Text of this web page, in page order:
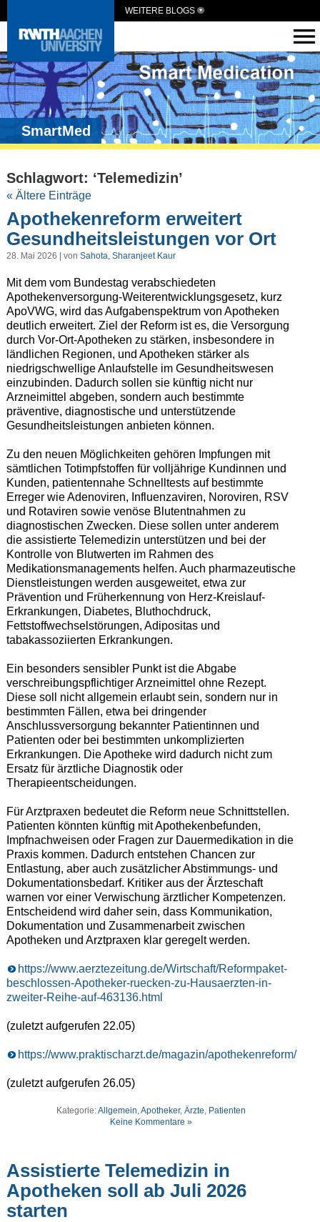
WEITERE BLOGS
SmartMed
Schlagwort: ‘Telemedizin’
« Ältere Einträge
Apothekenreform erweitert
Gesundheitsleistungen vor Ort
28. Mai 2026 | von Sahota, Sharanjeet Kaur
Mit dem vom Bundestag verabschiedeten
Apothekenversorgung-Weiterentwicklungsgesetz, kurz
ApoVWG, wird das Aufgabenspektrum von Apotheken
deutlich erweitert. Ziel der Reform ist es, die Versorgung
durch Vor-Ort-Apotheken zu stärken, insbesondere in
ländlichen Regionen, und Apotheken stärker als
niedrigschwellige Anlaufstelle im Gesundheitswesen
einzubinden. Dadurch sollen sie künftig nicht nur
Arzneimittel abgeben, sondern auch bestimmte
präventive, diagnostische und unterstützende
Gesundheitsleistungen anbieten können.
Zu den neuen Möglichkeiten gehören Impfungen mit
sämtlichen Totimpfstoffen für volljährige Kundinnen und
Kunden, patientennahe Schnelltests auf bestimmte
Erreger wie Adenoviren, Influenzaviren, Noroviren, RSV
und Rotaviren sowie venöse Blutentnahmen zu
diagnostischen Zwecken. Diese sollen unter anderem
die assistierte Telemedizin unterstützen und bei der
Kontrolle von Blutwerten im Rahmen des
Medikationsmanagements helfen. Auch pharmazeutische
Dienstleistungen werden ausgeweitet, etwa zur
Prävention und Früherkennung von Herz-Kreislauf-
Erkrankungen, Diabetes, Bluthochdruck,
Fettstoffwechselstörungen, Adipositas und
tabakassoziierten Erkrankungen.
Ein besonders sensibler Punkt ist die Abgabe
verschreibungspflichtiger Arzneimittel ohne Rezept.
Diese soll nicht allgemein erlaubt sein, sondern nur in
bestimmten Fällen, etwa bei dringender
Anschlussversorgung bekannter Patientinnen und
Patienten oder bei bestimmten unkomplizierten
Erkrankungen. Die Apotheke wird dadurch nicht zum
Ersatz für ärztliche Diagnostik oder
Therapieentscheidungen.
Für Arztpraxen bedeutet die Reform neue Schnittstellen.
Patienten könnten künftig mit Apothekenbefunden,
Impfnachweisen oder Fragen zur Dauermedikation in die
Praxis kommen. Dadurch entstehen Chancen zur
Entlastung, aber auch zusätzlicher Abstimmungs- und
Dokumentationsbedarf. Kritiker aus der Ärzteschaft
warnen vor einer Verwischung ärztlicher Kompetenzen.
Entscheidend wird daher sein, dass Kommunikation,
Dokumentation und Zusammenarbeit zwischen
Apotheken und Arztpraxen klar geregelt werden.
https://www.aerztezeitung.de/Wirtschaft/Reformpaket-
beschlossen-Apotheker-ruecken-zu-Hausaerzten-in-
zweiter-Reihe-auf-463136.html
(zuletzt aufgerufen 22.05)
https://www.praktischarzt.de/magazin/apothekenreform/
(zuletzt aufgerufen 26.05)
Kategorie:Allgemein,Apotheker,Ärzte, Patienten
Keine Kommentare »
Assistierte Telemedizin in
Apotheken soll ab Juli 2026
starten